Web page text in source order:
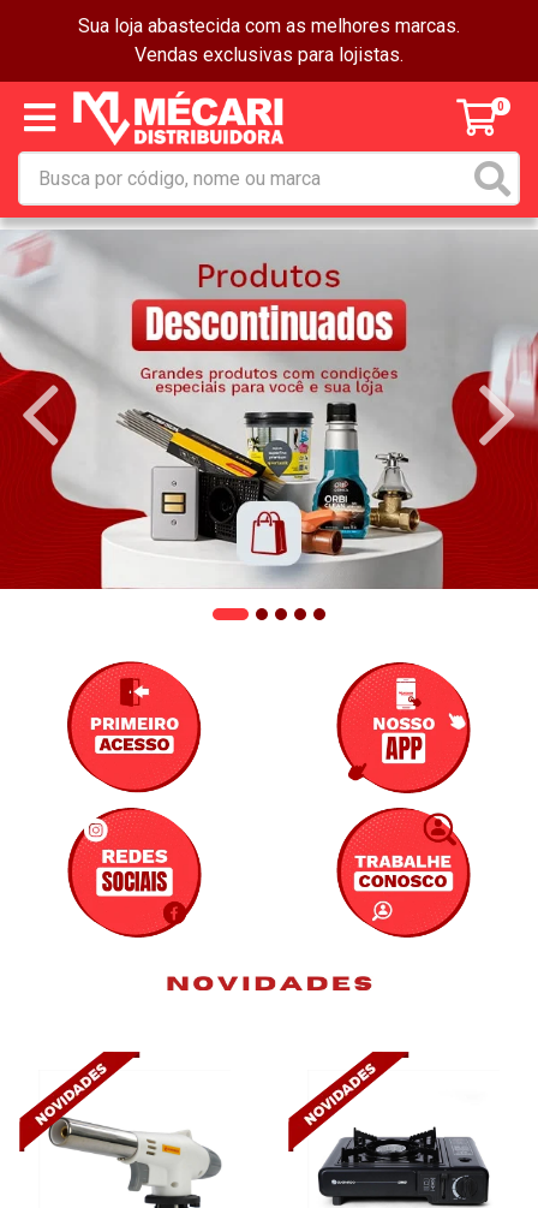
Sua loja abastecida com as melhores marcas.
Vendas exclusivas para lojistas.
0